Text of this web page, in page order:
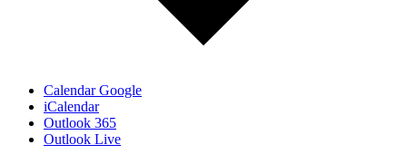
Calendar Google
iCalendar
Outlook 365
Outlook Live